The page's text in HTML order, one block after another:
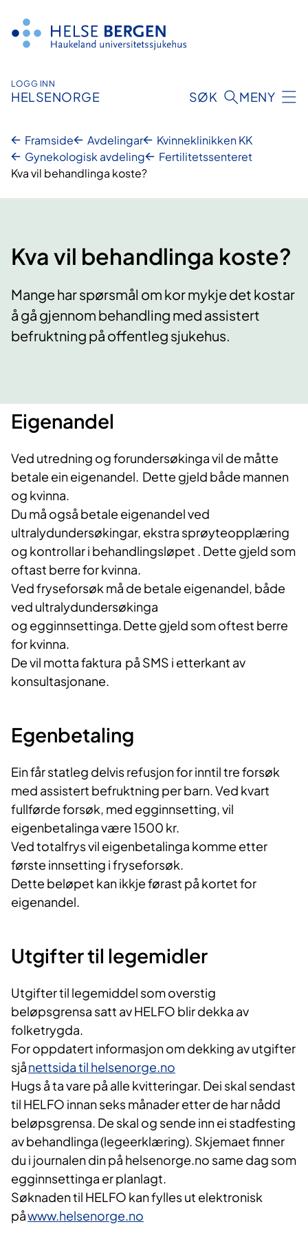
innhald
LOGG INN
HELSENORGE SØK MENY
Framside Avdelingar
Kvinneklinikken KK
Gynekologisk avdeling
Fertilitetssenteret
Kva vil behandlinga koste?
Kva vil behandlinga koste?
Mange har spørsmål om kor mykje det kostar
å gå gjennom behandling med assistert
befruktning på offentleg sjukehus.
Eigenandel
Ved utredning og forundersøkinga vil de måtte
betale ein eigenandel. Dette gjeld både mannen
og kvinna.
Du må også betale eigenandel ved
ultralydundersøkingar, ekstra sprøyteopplæring
og kontrollar i behandlingsløpet . Dette gjeld som
oftast berre for kvinna.
Ved fryseforsøk må de betale eigenandel, både
ved ultralydundersøkinga
og egginnsettinga. Dette gjeld som oftest berre
for kvinna.
De vil mottafaktura på SMS i etterkant av
konsultasjonane.
Egenbetaling
Ein fårstatleg delvis refusjonfor inntil tre forsøk
med assistert befruktning per barn. Ved kvart
fullførde forsøk, med egginnsetting, vil
eigenbetalinga være 1500 kr.
Ved totalfrys vil eigenbetalinga komme etter
første innsetting i fryseforsøk.
Dette beløpet kan ikkje førast på kortet for
eigenandel.
Utgifter til legemidler
Utgifter til legemiddel som overstig
beløpsgrensa satt av HELFO blir dekka av
folketrygda.
For oppdatert informasjon om dekking av utgifter
sjånettsida til helsenorge.no
Hugs å ta vare på alle kvitteringar. Dei skal sendast
til HELFO innan seks månader etter de har nådd
beløpsgrensa. De skal og sende inn ei stadfesting
av behandlinga (legeerklæring). Skjemaet finner
du i journalen din på helsenorge.no same dag som
egginnsettinga er planlagt.
Søknaden til HELFO kanfyllesut elektronisk
påwww.helsenorge.no